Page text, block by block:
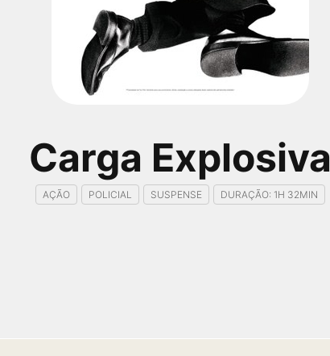
Carga Explosiva
AÇÃO POLICIAL SUSPENSE DURAÇÃO: 1H 32MIN